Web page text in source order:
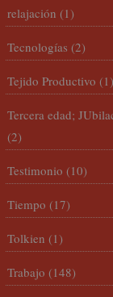
relajación (1)
Tecnologías (2)
Tejido Productivo (1)
Tercera edad;
(2)
Testimonio (10)
Tiempo (17)
Tolkien (1)
Trabajo (148)